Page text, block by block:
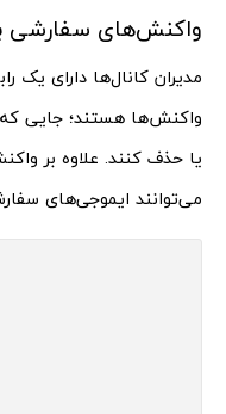
واکنش‌های سفارشی
مدیران کانال‌ها دارای یک
واکنش‌ها هستند؛ جایی
یا حذف کنند. علاوه بر
می‌توانند ایموجی‌های